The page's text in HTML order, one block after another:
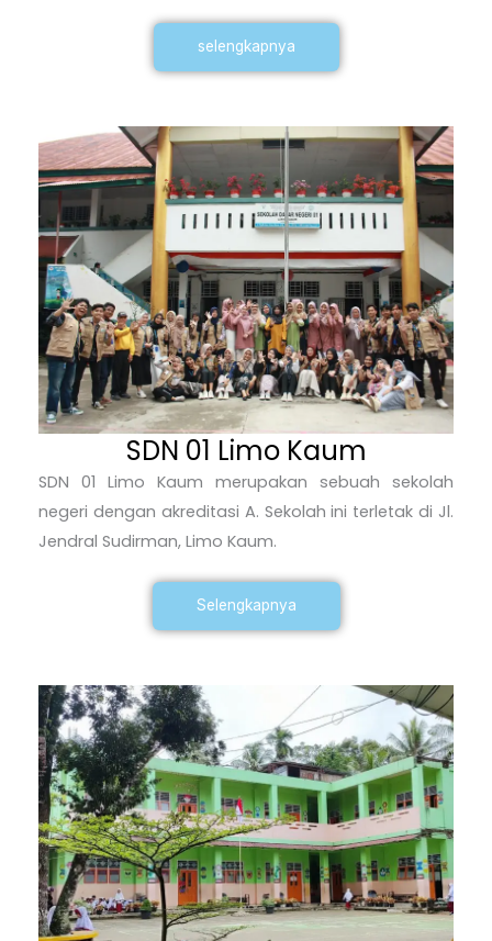
selengkapnya
SDN 01 Limo Kaum
SDN 01 Limo Kaum merupakan sebuah sekolah
negeri dengan akreditasi A. Sekolah ini terletak di Jl.
Jendral Sudirman, Limo Kaum.
Selengkapnya